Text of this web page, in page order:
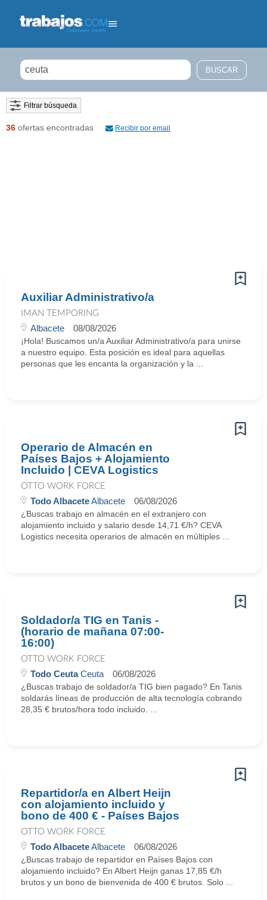
Filtrar búsqueda
36 ofertas encontradas Recibir por email
Auxiliar Administrativo/a
IMAN TEMPORING
Albacete 08/08/2026
¡Hola! Buscamos un/a Auxiliar Administrativo/a para unirse
a nuestro equipo. Esta posición es ideal para aquellas
personas que les encanta la organización y la ...
Operario de Almacén en
Países Bajos + Alojamiento
Incluido | CEVA Logistics
OTTO WORK FORCE
Todo AlbaceteAlbacete 06/08/2026
¿Buscas trabajo en almacén en el extranjero con
alojamiento incluido y salario desde 14,71 €/h? CEVA
Logistics necesita operarios de almacén en múltiples ...
Soldador/a TIG en Tanis -
(horario de mañana 07:00-
16:00)
OTTO WORK FORCE
Todo CeutaCeuta 06/08/2026
¿Buscas trabajo de soldador/a TIG bien pagado? En Tanis
soldarás líneas de producción de alta tecnología cobrando
28,35 € brutos/hora todo incluido. ...
Repartidor/a en Albert Heijn
con alojamiento incluido y
bono de 400 € - Países Bajos
OTTO WORK FORCE
Todo AlbaceteAlbacete 06/08/2026
¿Buscas trabajo de repartidor en Países Bajos con
alojamiento incluido? En Albert Heijn ganas 17,85 €/h
brutos y un bono de bienvenida de 400 € brutos. Solo ...